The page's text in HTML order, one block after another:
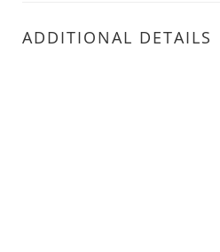
ADDITIONAL DETAILS